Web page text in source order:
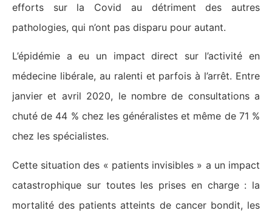
efforts sur la Covid au détriment des autres
pathologies, qui n’ont pas disparu pour autant.
L’épidémie a eu un impact direct sur l’activité en
médecine libérale, au ralenti et parfois à l’arrêt. Entre
janvier et avril 2020, le nombre de consultations a
chuté de 44 % chez les généralistes et même de 71 %
chez les spécialistes.
Cette situation des « patients invisibles » a un impact
catastrophique sur toutes les prises en charge : la
mortalité des patients atteints de cancer bondit, les